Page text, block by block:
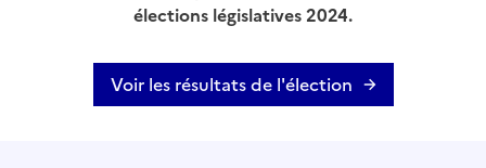
élections législatives 2024.
Voir les résultats de l'élection